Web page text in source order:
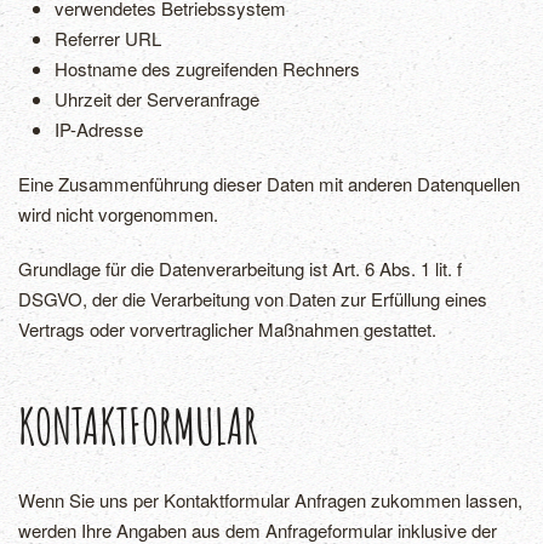
verwendetes Betriebssystem
Referrer URL
Hostname des zugreifenden Rechners
Uhrzeit der Serveranfrage
IP-Adresse
Eine Zusammenführung dieser Daten mit anderen Datenquellen
wird nicht vorgenommen.
Grundlage für die Datenverarbeitung ist Art. 6 Abs. 1 lit. f
DSGVO, der die Verarbeitung von Daten zur Erfüllung eines
Vertrags oder vorvertraglicher Maßnahmen gestattet.
KONTAKTFORMULAR
Wenn Sie uns per Kontaktformular Anfragen zukommen lassen,
werden Ihre Angaben aus dem Anfrageformular inklusive der